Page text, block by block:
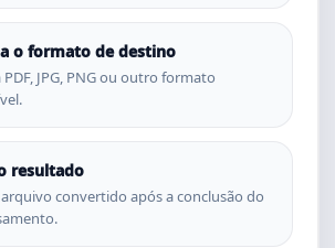
o formato de destino
PDF, JPG, PNG ou outro formato
resultado
arquivo convertido após a conclusão do